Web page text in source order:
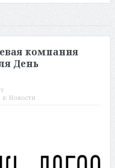
компания
День
в: Новости